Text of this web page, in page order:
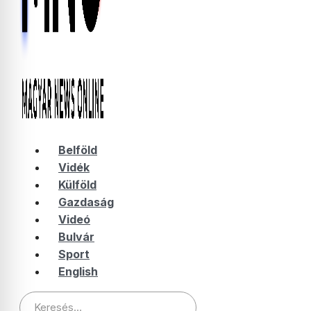
Belföld
Vidék
Külföld
Gazdaság
Videó
Bulvár
Sport
English
Keresés: